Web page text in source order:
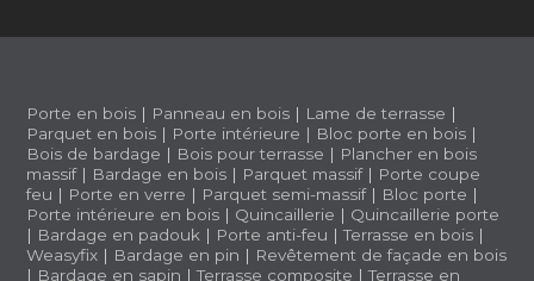
Porte en bois | Panneau en bois | Lame de terrasse |
Parquet en bois | Porte intérieure | Bloc porte en bois |
Bois de bardage | Bois pour terrasse | Plancher en bois
massif| Bardage en bois | Parquet massif| Porte coupe
feu | Porte en verre | Parquet semi-massif| Bloc porte |
Porte intérieure en bois | Quincaillerie | Quincaillerie porte
| Bardage en padouk | Porte anti-feu |Terrasse en bois |
Weasyfix | Bardage en pin | Revêtement de façade en bois
| Bardage en sapin |Terrasse composite |Terrasse en